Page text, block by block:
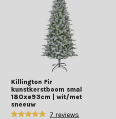
Killington Fir
kunstkerstboom smal
180xø93cm | wit/met
sneeuw
7 reviews